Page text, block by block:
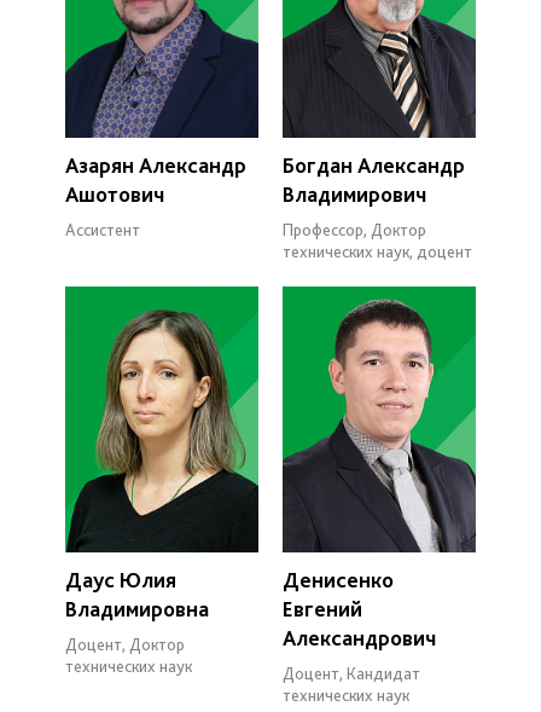
Азарян Александр
Ашотович
Ассистент
Богдан Александр
Владимирович
Профессор, Доктор
технических наук, доцент
Даус Юлия
Владимировна
Доцент, Доктор
технических наук
Денисенко
Евгений
Александрович
Доцент, Кандидат
технических наук